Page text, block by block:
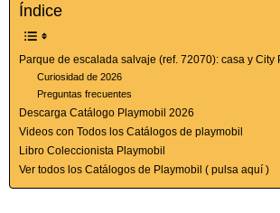
Índice
Parque de escalada salvaje (ref. 72070): casa y City
Curiosidad de 2026
Preguntas frecuentes
Descarga Catálogo Playmobil 2026
Videos con Todos los Catálogos de playmobil
Libro Coleccionista Playmobil
Ver todos los Catálogos de Playmobil ( pulsa aquí )